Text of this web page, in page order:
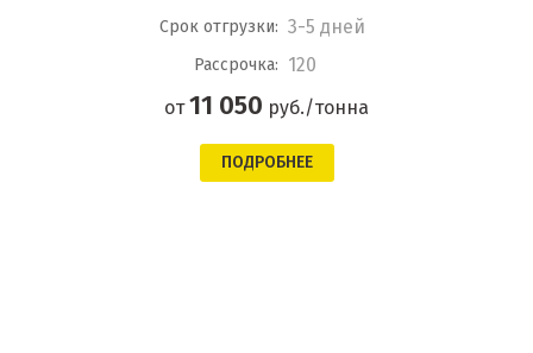
Срок отгрузки: 3-5 дней
Рассрочка: 120
от11 050 руб./тонна
ПОДРОБНЕЕ